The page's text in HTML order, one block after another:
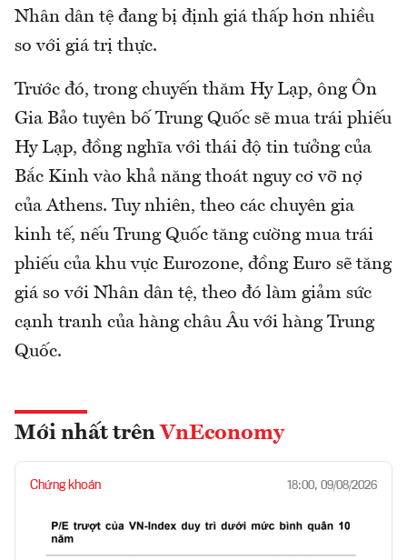
Nhân dân tệ đang bị định giá thấp hơn nhiều
so với giá trị thực.
Trước đó, trong chuyến thăm Hy Lạp, ông Ôn
Gia Bảo tuyên bố Trung Quốc sẽ mua trái phiếu
Hy Lạp, đồng nghĩa với thái độ tin tưởng của
Bắc Kinh vào khả năng thoát nguy cơ vỡ nợ
của Athens. Tuy nhiên, theo các chuyên gia
kinh tế, nếu Trung Quốc tăng cường mua trái
phiếu của khu vực Eurozone, đồng Euro sẽ tăng
giá so với Nhân dân tệ, theo đó làm giảm sức
cạnh tranh của hàng châu Âu với hàng Trung
Quốc.
Mới nhất trên VnEconomy
Chứng khoán 18:00, 09/08/2026